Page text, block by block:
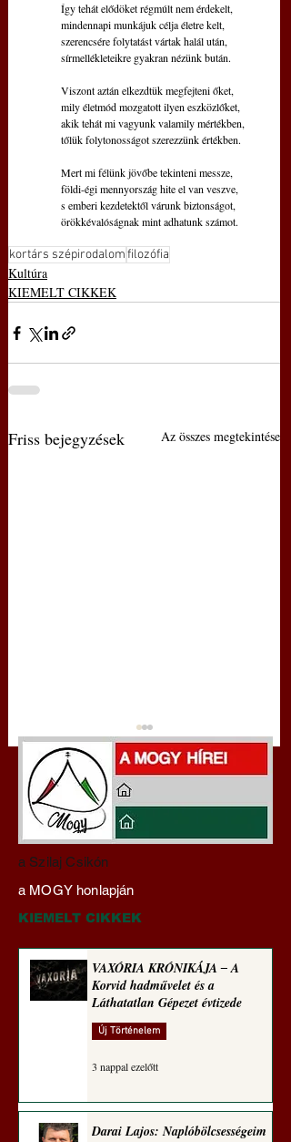
Így tehát elődöket régmúlt nem érdekelt,
mindennapi munkájuk célja életre kelt,
szerencsére folytatást vártak halál után,
sírmellékleteikre gyakran nézünk bután.
Viszont aztán elkezdtük megfejteni őket,
mily életmód mozgatott ilyen eszközlőket,
akik tehát mi vagyunk valamily mértékben,
tőlük folytonosságot szerezzünk értékben.
Mert mi félünk jövőbe tekinteni messze,
földi-égi mennyország hite el van veszve,
s emberi kezdetektől várunk biztonságot,
örökkévalóságnak mint adhatunk számot.
kortárs szépirodalomfilozófia
Kultúra
KIEMELT CIKKEK
Friss bejegyzések Az összes megtekintése
Darai Lajos:
Naplóbölcsességeim
(2023)
a Szilaj Csikón
a MOGY honlapján
KIEMELT CIKKEK
VAXÓRIA KRÓNIKÁJA ‒ A
Korvid hadművelet és a
Láthatatlan Gépezet évtizede
Új Történelem
3 nappal ezelőtt
Darai Lajos: Naplóbölcsességeim